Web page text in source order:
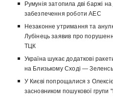
Румунія затопила дві баржі
забезпечення роботи АЕС
Незаконне утримання та
Лубінець заявив про
ТЦК
Україна шукає додаткові
на Близькому Сході —
У Києві попрощалися з
засновником пошукової групи